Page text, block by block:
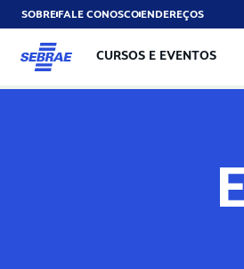
SOBREFALE CONOSCOENDEREÇOS
CURSOS E EVENTOS